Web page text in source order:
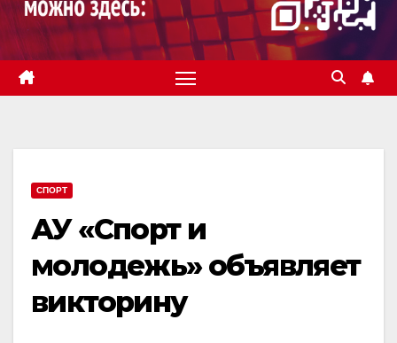
СПОРТ
АУ «Спорт и
молодежь» объявляет
викторину